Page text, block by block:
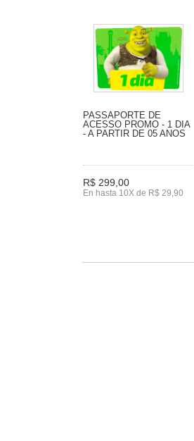
PASSAPORTE DE
ACESSO PROMO - 1 DIA
- A PARTIR DE 05 ANOS
R$ 299,00
En hasta 10X de R$ 29,90